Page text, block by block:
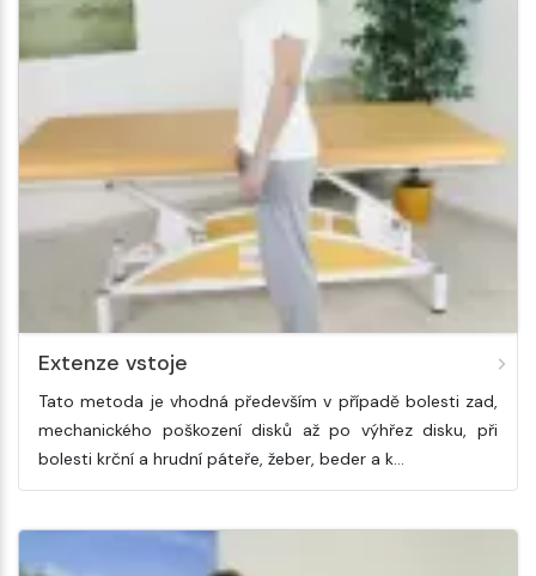
Extenze vstoje
Tato metoda je vhodná především v případě bolesti zad,
mechanického poškození disků až po výhřez disku, při
bolesti krční a hrudní páteře, žeber, beder a k…